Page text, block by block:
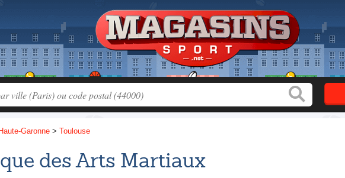
Haute-Garonne > Toulouse
des Arts Martiaux